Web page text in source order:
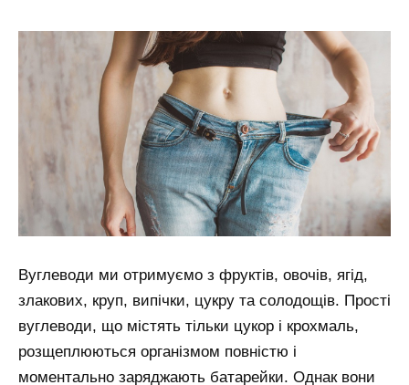
Вуглеводи ми отримуємо з фруктів, овочів, ягід,
злакових, круп, випічки, цукру та солодощів. Прості
вуглеводи, що містять тільки цукор і крохмаль,
розщеплюються організмом повністю і
моментально заряджають батарейки. Однак вони